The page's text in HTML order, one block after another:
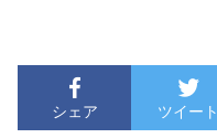
シェア ツイート